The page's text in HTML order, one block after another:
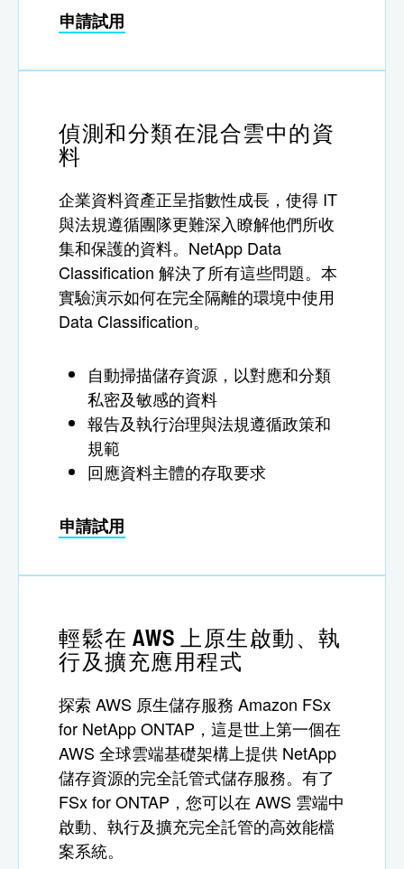
申請試用
偵測和分類在混合雲中的資
料
企業資料資產正呈指數性成長，使得 IT
與法規遵循團隊更難深入瞭解他們所收
集和保護的資料。NetApp Data
Classification 解決了所有這些問題。本
實驗演示如何在完全隔離的環境中使用
Data Classification。
自動掃描儲存資源，以對應和分類
私密及敏感的資料
報告及執行治理與法規遵循政策和
規範
回應資料主體的存取要求
申請試用
輕鬆在 AWS 上原生啟動、執
行及擴充應用程式
探索 AWS 原生儲存服務 Amazon FSx
for NetApp ONTAP，這是世上第一個在
AWS 全球雲端基礎架構上提供 NetApp
儲存資源的完全託管式儲存服務。有了
FSx for ONTAP，您可以在 AWS 雲端中
啟動、執行及擴充完全託管的高效能檔
案系統。